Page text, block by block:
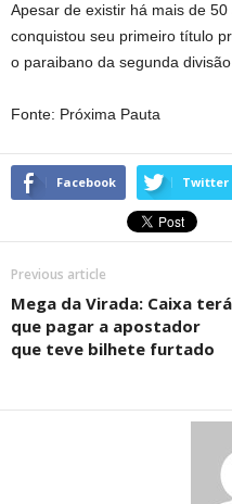
Apesar de existir há mais de
conquistou seu primeiro título
o paraibano da segunda divisão
Fonte: Próxima Pauta
Facebook Twitter
Previous article
Mega da Virada: Caixa terá
que pagar a apostador
que teve bilhete furtado